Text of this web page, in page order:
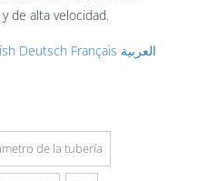
de alta velocidad.
Deutsch Français العربية
de la tubería